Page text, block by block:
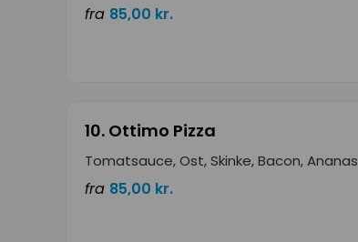
fra 85,00 kr.
10. Ottimo Pizza
Tomatsauce, Ost, Skinke, Bacon, Ananas
fra 85,00 kr.